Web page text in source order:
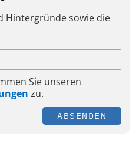
Hintergründe sowie die
Sie unseren
zu.
ABSENDEN